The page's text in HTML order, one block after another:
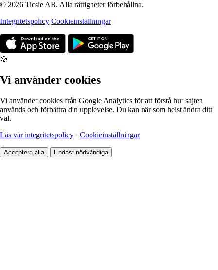
© 2026 Ticsie AB. Alla rättigheter förbehållna.
Integritetspolicy Cookieinställningar
🍪
Vi använder cookies
Vi använder cookies från Google Analytics för att förstå hur sajten
används och förbättra din upplevelse. Du kan när som helst ändra ditt
val.
Läs vår integritetspolicy · Cookieinställningar
Acceptera alla Endast nödvändiga